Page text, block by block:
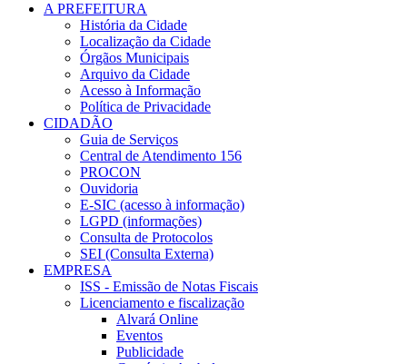
A PREFEITURA
História da Cidade
Localização da Cidade
Órgãos Municipais
Arquivo da Cidade
Acesso à Informação
Política de Privacidade
CIDADÃO
Guia de Serviços
Central de Atendimento 156
PROCON
Ouvidoria
E-SIC (acesso à informação)
LGPD (informações)
Consulta de Protocolos
SEI (Consulta Externa)
EMPRESA
ISS - Emissão de Notas Fiscais
Licenciamento e fiscalização
Alvará Online
Eventos
Publicidade